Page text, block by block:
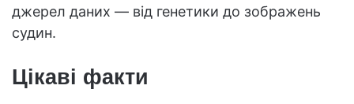
джерел даних — від генетики до зображень
судин.
Цікаві факти